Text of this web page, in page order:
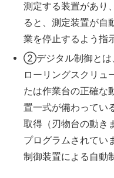
測定する装置があり
ると、測定装置が自
業を停止するよう指
②デジタル制御とは
ローリングスクリュ
たは作業台の正確な
置一式が備わってい
取得（刃物台の動き
プログラムされてい
制御装置による自動